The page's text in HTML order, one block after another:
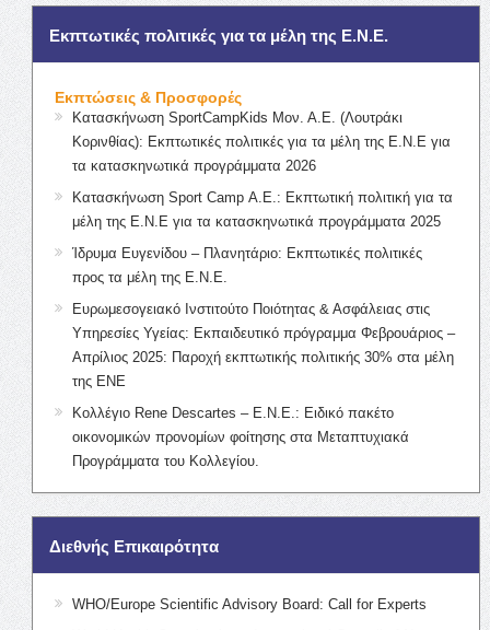
Εκπτωτικές πολιτικές για τα μέλη της Ε.Ν.Ε.
Εκπτώσεις & Προσφορές
Κατασκήνωση SportCampKids Μον. Α.Ε. (Λουτράκι
Κορινθίας): Εκπτωτικές πολιτικές για τα μέλη της Ε.Ν.Ε για
τα κατασκηνωτικά προγράμματα 2026
Κατασκήνωση Sport Camp Α.Ε.: Εκπτωτική πολιτική για τα
μέλη της Ε.Ν.Ε για τα κατασκηνωτικά προγράμματα 2025
Ίδρυμα Ευγενίδου – Πλανητάριο: Εκπτωτικές πολιτικές
προς τα μέλη της Ε.Ν.Ε.
Ευρωμεσογειακό Ινστιτούτο Ποιότητας & Ασφάλειας στις
Υπηρεσίες Υγείας: Εκπαιδευτικό πρόγραμμα Φεβρουάριος –
Απρίλιος 2025: Παροχή εκπτωτικής πολιτικής 30% στα μέλη
της ΕΝΕ
Κολλέγιο Rene Descartes – Ε.Ν.Ε.: Ειδικό πακέτο
οικονομικών προνομίων φοίτησης στα Μεταπτυχιακά
Προγράμματα του Κολλεγίου.
Διεθνής Επικαιρότητα
WHO/Europe Scientific Advisory Board: Call for Experts